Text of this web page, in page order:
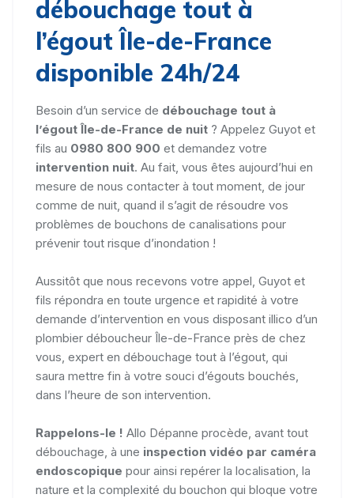
débouchage tout à
l’égout Île-de-France
disponible 24h/24
Besoin d’un service de débouchage tout à
l’égout Île-de-France de nuit ? Appelez Guyot et
fils au 0980 800 900 et demandez votre
intervention nuit. Au fait, vous êtes aujourd’hui en
mesure de nous contacter à tout moment, de jour
comme de nuit, quand il s’agit de résoudre vos
problèmes de bouchons de canalisations pour
prévenir tout risque d’inondation !
Aussitôt que nous recevons votre appel, Guyot et
fils répondra en toute urgence et rapidité à votre
demande d’intervention en vous disposant illico d’un
plombier déboucheur Île-de-France près de chez
vous, expert en débouchage tout à l’égout, qui
saura mettre fin à votre souci d’égouts bouchés,
dans l’heure de son intervention.
Rappelons-le ! Allo Dépanne procède, avant tout
débouchage, à une inspection vidéo par caméra
endoscopique pour ainsi repérer la localisation, la
nature et la complexité du bouchon qui bloque votre